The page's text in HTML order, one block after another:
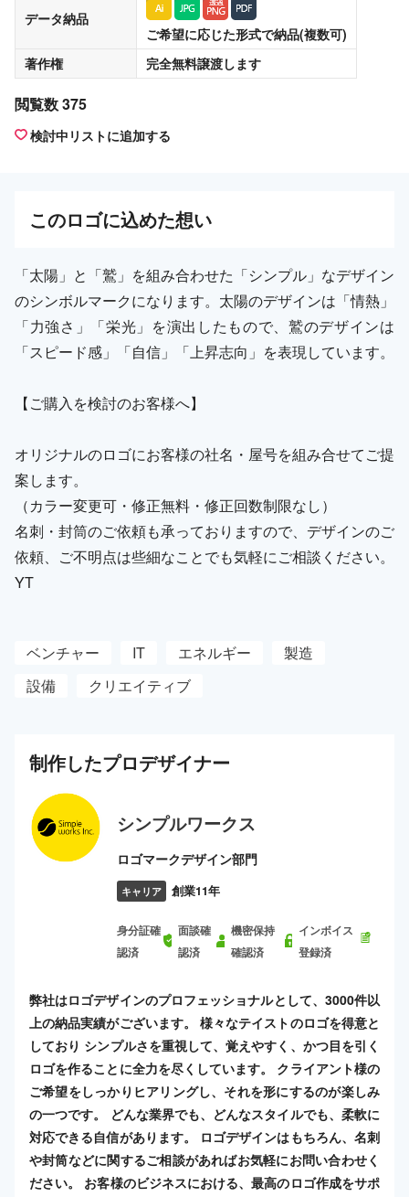
データ納品
ご希望に応じた形式で納品(複数可)
著作権
完全無料譲渡します
閲覧数 375
検討中リストに追加する
このロゴに込めた想い
「太陽」と「鷲」を組み合わせた「シンプル」なデザイン
のシンボルマークになります。太陽のデザインは「情熱」
「力強さ」「栄光」を演出したもので、鷲のデザインは
「スピード感」「自信」「上昇志向」を表現しています。
【ご購入を検討のお客様へ】
オリジナルのロゴにお客様の社名・屋号を組み合せてご提
案します。
（カラー変更可・修正無料・修正回数制限なし）
名刺・封筒のご依頼も承っておりますので、デザインのご
依頼、ご不明点は些細なことでも気軽にご相談ください。
YT
ベンチャー IT エネルギー
製造
設備
クリエイティブ
制作したプロデザイナー
シンプルワークス
ロゴマークデザイン部門
キャリア 創業11年
身分証確
認済
面談確
認済
機密保持
確認済
インボイス
登録済
弊社はロゴデザインのプロフェッショナルとして、3000件以
上の納品実績がございます。 様々なテイストのロゴを得意と
しており シンプルさを重視して、覚えやすく、かつ目を引く
ロゴを作ることに全力を尽くしています。 クライアント様の
ご希望をしっかりヒアリングし、それを形にするのが楽しみ
の一つです。 どんな業界でも、どんなスタイルでも、柔軟に
対応できる自信があります。 ロゴデザインはもちろん、名刺
や封筒などに関するご相談があればお気軽にお問い合わせく
ださい。 お客様のビジネスにおける、最高のロゴ作成をサポ